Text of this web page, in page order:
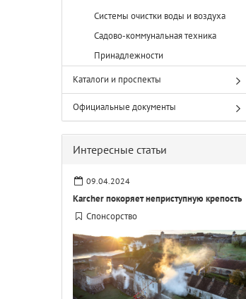
Системы очистки воды и воздуха
Садово-коммунальная техника
Принадлежности
Каталоги и проспекты
Официальные документы
Интересные статьи
09.04.2024
Karcher покоряет неприступную крепость
Спонсорство